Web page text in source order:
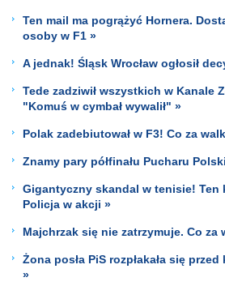
Ten mail ma pogrążyć Hornera.
osoby w F1 »
A jednak! Śląsk Wrocław ogłosił
Tede zadziwił wszystkich w Kanale
"Komuś w cymbał wywalił" »
Polak zadebiutował w F3! Co za
Znamy pary półfinału Pucharu
Gigantyczny skandal w tenisie! Ten
Policja w akcji »
Majchrzak się nie zatrzymuje. Co za
Żona posła PiS rozpłakała się
»